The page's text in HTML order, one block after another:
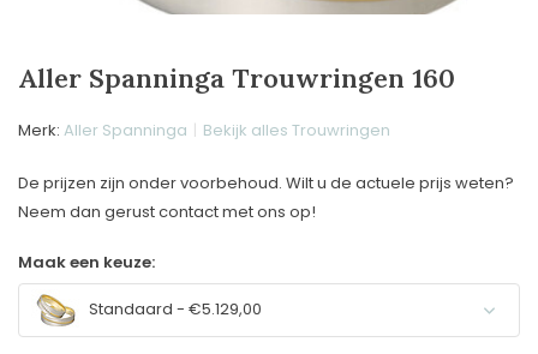
Aller Spanninga Trouwringen 160
Merk: Aller Spanninga Bekijk alles Trouwringen
De prijzen zijn onder voorbehoud. Wilt u de actuele prijs weten?
Neem dan gerust contact met ons op!
Maak een keuze:
Standaard - €5.129,00